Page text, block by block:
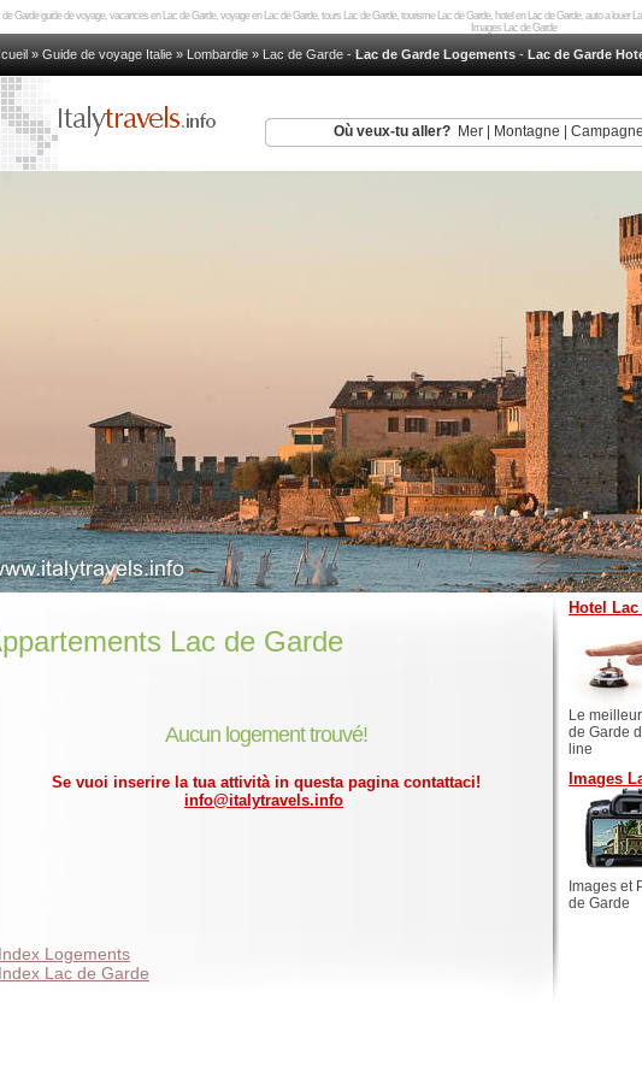
de Garde guide de voyage, vacances en Lac de Garde, voyage en Lac de Garde, tours Lac de Garde, tourisme Lac de Garde, hotel en Lac de Garde, auto a
Images Lac de Garde
» Guide de voyage Italie » Lombardie » Lac de Garde - Lac de Garde Logements - Lac de Garde
Où veux-tu aller? Mer Montagne Campagne
Lac de Garde
Aucun logement trouvé!
Se vuoi inserire la tua attività in questa pagina contattaci!
info@italytravels.info
Logements
Lac de Garde
Hotel
Le
de Garde
line
Images
Images et
de Garde